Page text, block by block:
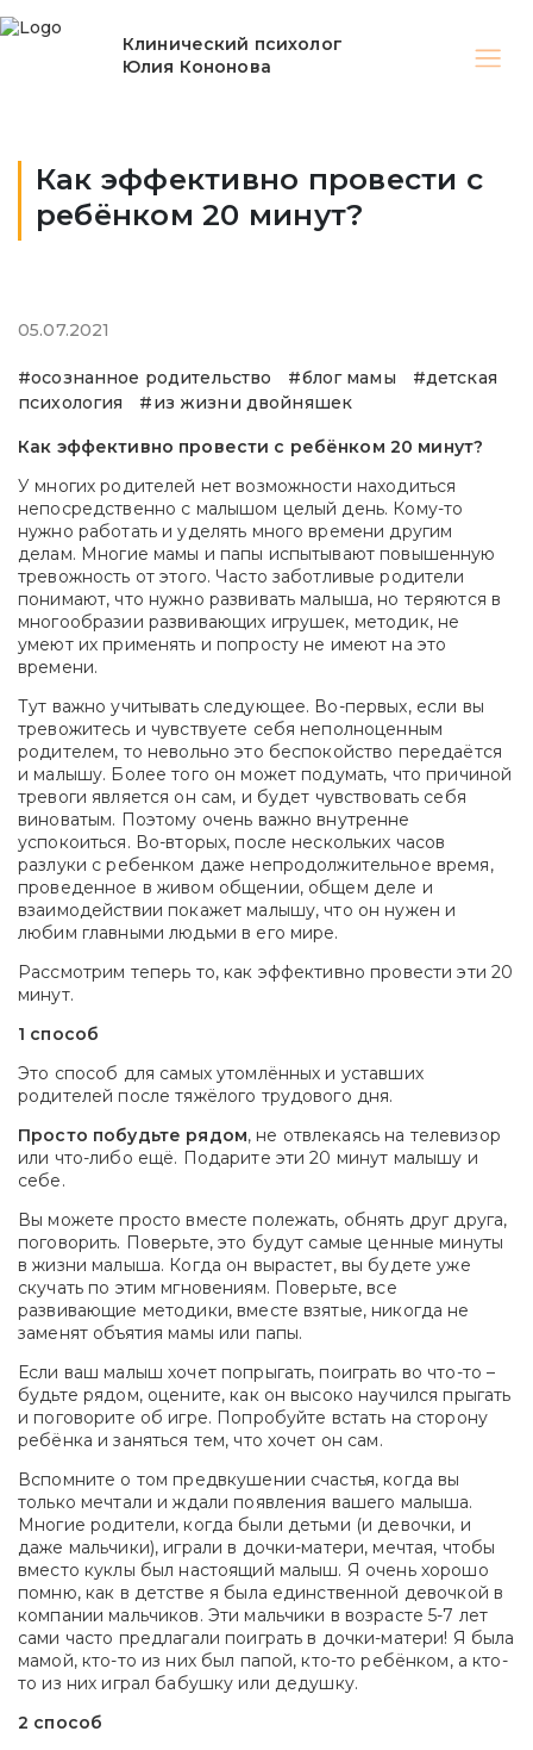
Клинический психолог
Юлия Кононова
Как эффективно провести с
ребёнком 20 минут?
05.07.2021
#осознанное родительство #блог мамы
#детская
психология
#из жизни двойняшек
Как эффективно провести с ребёнком 20 минут?
У многих родителей нет возможности находиться
непосредственно с малышом целый день. Кому-то
нужно работать и уделять много времени другим
делам. Многие мамы и папы испытывают повышенную
тревожность от этого. Часто заботливые родители
понимают, что нужно развивать малыша, но теряются в
многообразии развивающих игрушек, методик, не
умеют их применять и попросту не имеют на это
времени.
Тут важно учитывать следующее. Во-первых, если вы
тревожитесь и чувствуете себя неполноценным
родителем, то невольно это беспокойство передаётся
и малышу. Более того он может подумать, что причиной
тревоги является он сам, и будет чувствовать себя
виноватым. Поэтому очень важно внутренне
успокоиться. Во-вторых, после нескольких часов
разлуки с ребенком даже непродолжительное время,
проведенное в живом общении, общем деле и
взаимодействии покажет малышу, что он нужен и
любим главными людьми в его мире.
Рассмотрим теперь то, как эффективно провести эти 20
минут.
1 способ
Это способ для самых утомлённых и уставших
родителей после тяжёлого трудового дня.
Просто побудьте рядом, не отвлекаясь на телевизор
или что-либо ещё. Подарите эти 20 минут малышу и
себе.
Вы можете просто вместе полежать, обнять друг друга,
поговорить. Поверьте, это будут самые ценные минуты
в жизни малыша. Когда он вырастет, вы будете уже
скучать по этим мгновениям. Поверьте, все
развивающие методики, вместе взятые, никогда не
заменят объятия мамы или папы.
Если ваш малыш хочет попрыгать, поиграть во что-то –
будьте рядом, оцените, как он высоко научился прыгать
и поговорите об игре. Попробуйте встать на сторону
ребёнка и заняться тем, что хочет он сам.
Вспомните о том предвкушении счастья, когда вы
только мечтали и ждали появления вашего малыша.
Многие родители, когда были детьми (и девочки, и
даже мальчики), играли в дочки-матери, мечтая, чтобы
вместо куклы был настоящий малыш. Я очень хорошо
помню, как в детстве я была единственной девочкой в
компании мальчиков. Эти мальчики в возрасте 5-7 лет
сами часто предлагали поиграть в дочки-матери! Я была
мамой, кто-то из них был папой, кто-то ребёнком, а кто-
то из них играл бабушку или дедушку.
2 способ